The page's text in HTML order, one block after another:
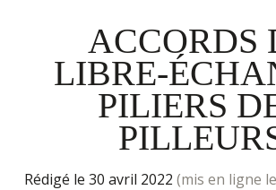
ACCORDS
LIBRE-
PILIERS
rédigé le 30 avril 2022 (mis en ligne